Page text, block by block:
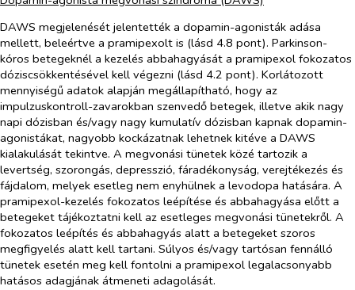
DAWS megjelenését jelentették a dopamin-agonisták adása
mellett, beleértve a pramipexolt is (lásd 4.8 pont). Parkinson-
kóros betegeknél a kezelés abbahagyását a pramipexol fokozatos
dóziscsökkentésével kell végezni (lásd 4.2 pont). Korlátozott
mennyiségű adatok alapján megállapítható, hogy az
impulzuskontroll-zavarokban szenvedő betegek, illetve akik nagy
napi dózisban és/vagy nagy kumulatív dózisban kapnak dopamin-
agonistákat, nagyobb kockázatnak lehetnek kitéve a DAWS
kialakulását tekintve. A megvonási tünetek közé tartozik a
levertség, szorongás, depresszió, fáradékonyság, verejtékezés és
fájdalom, melyek esetleg nem enyhülnek a levodopa hatására. A
pramipexol-kezelés fokozatos leépítése és abbahagyása előtt a
betegeket tájékoztatni kell az esetleges megvonási tünetekről. A
fokozatos leépítés és abbahagyás alatt a betegeket szoros
megfigyelés alatt kell tartani. Súlyos és/vagy tartósan fennálló
tünetek esetén meg kell fontolni a pramipexol legalacsonyabb
hatásos adagjának átmeneti adagolását.